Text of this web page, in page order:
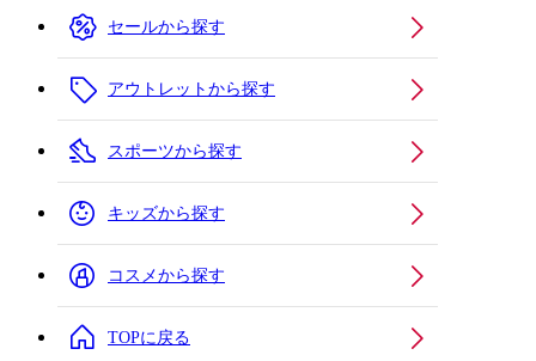
セールから探す
アウトレットから探す
スポーツから探す
キッズから探す
コスメから探す
TOPに戻る